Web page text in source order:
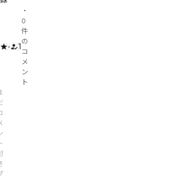
- 1
・
0
件
の
コ
メ
ン
ト